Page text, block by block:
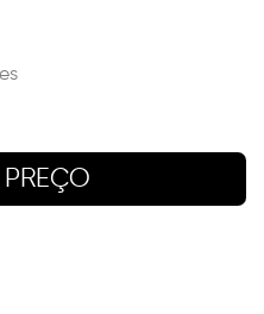
PREÇO